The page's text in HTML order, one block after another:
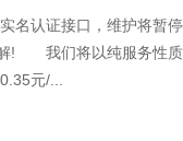
认证接口，维护将暂停
! 我们将以纯服务性
元/...